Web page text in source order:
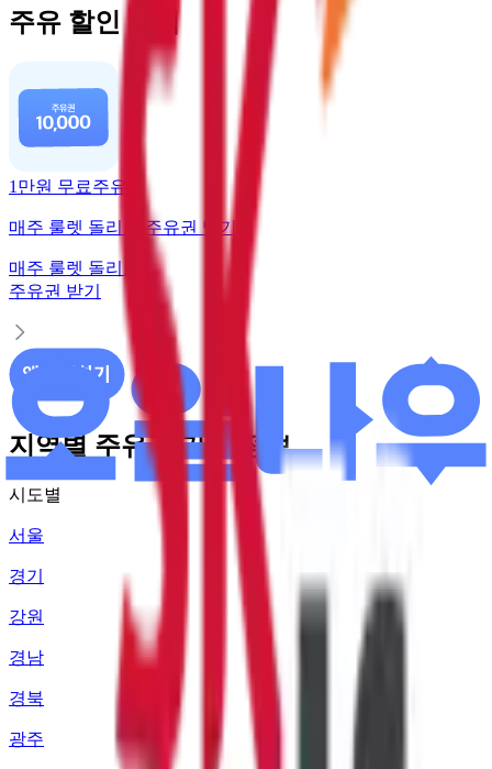
주유 할인 혜택
1만원 무료주유
매주 룰렛 돌리고 주유권 받기
매주 룰렛 돌리고
주유권 받기
지역별 주유소 가격 정보
시도별
서울
경기
강원
경남
경북
광주